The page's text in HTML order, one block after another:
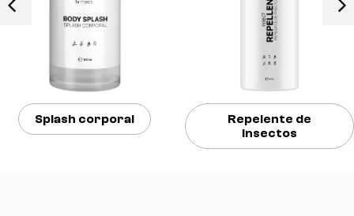
Splash corporal
Repelente de
insectos